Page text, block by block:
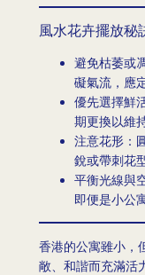
風水花卉擺放秘
避免枯萎或
礙氣流，應
優先選擇鮮
期更換以維
注意花形：
銳或帶刺花
平衡光線與
即便是小公
香港的公寓雖小，
敞、和諧而充滿活